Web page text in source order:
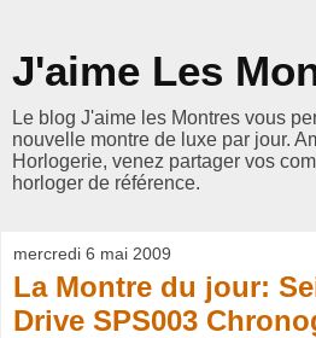
J'aime Les
Le blog J'aime les Montres vous
nouvelle montre de luxe par jour.
Horlogerie, venez partager vos
horloger de référence.
mercredi 6 mai 2009
La Montre du jour:
Drive SPS003